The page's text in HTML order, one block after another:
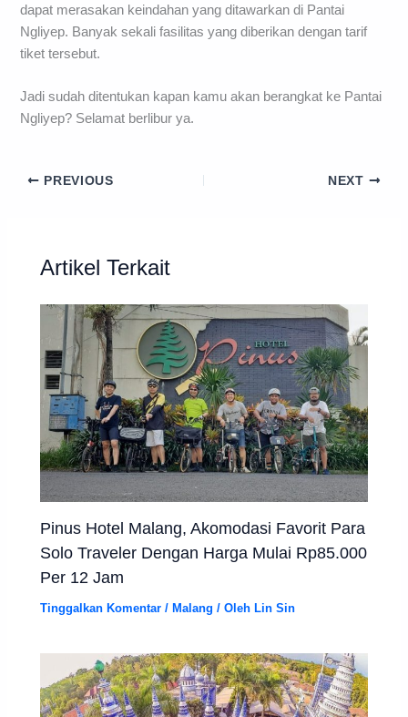
dapat merasakan keindahan yang ditawarkan di Pantai
Ngliyep. Banyak sekali fasilitas yang diberikan dengan tarif
tiket tersebut.
Jadi sudah ditentukan kapan kamu akan berangkat ke Pantai
Ngliyep? Selamat berlibur ya.
PREVIOUS NEXT
Artikel Terkait
Pinus Hotel Malang, Akomodasi Favorit Para
Solo Traveler Dengan Harga Mulai Rp85.000
Per 12 Jam
Tinggalkan Komentar /Malang / OlehLin Sin